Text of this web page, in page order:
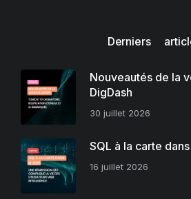
Derniers
Nouveautés de la
DigDash
30 juillet 2026
SQL à la carte
16 juillet 2026